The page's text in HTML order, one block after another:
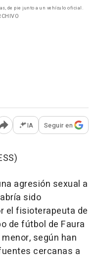
de pie junto a un vehículo oficial.
Abrir opciones para
IA Seguir en
agresión sexual a
sido
el fisioterapeuta de
de fútbol de Faura
según han
cercanas a